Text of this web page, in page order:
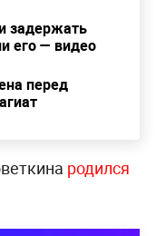
задержать
его — видео
перед
родился